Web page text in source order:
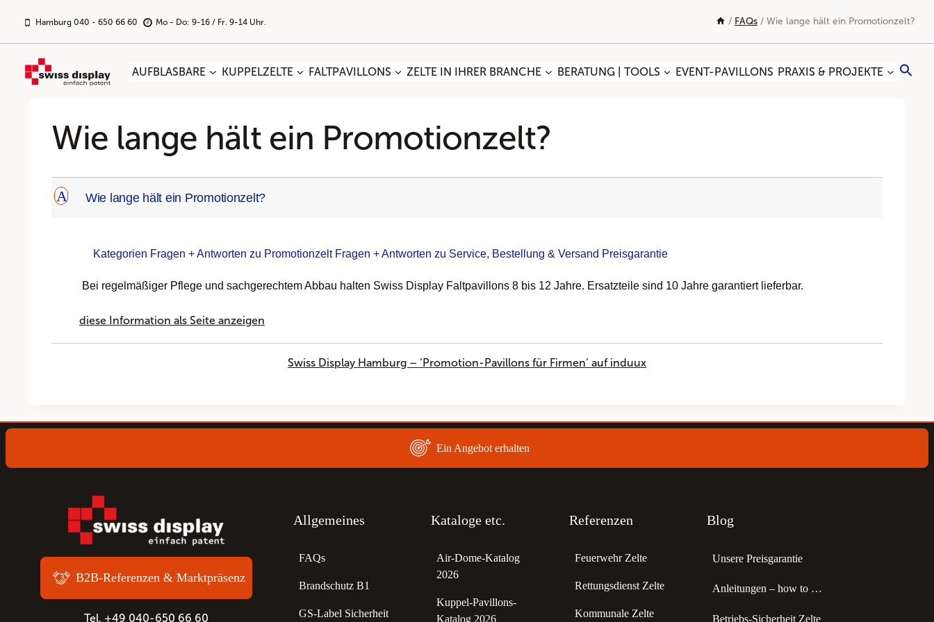
Inhalt
springen
Hamburg 040 - 650 66 60 Mo - Do: 9-16 / Fr. 9-14 Uhr. / FAQs / Wie lange hält ein Promotionzelt?
AUFBLASBARE KUPPELZELTE FALTPAVILLONS ZELTE IN IHRER BRANCHE BERATUNG | TOOLS EVENT-PAVILLONS PRAXIS & PROJEKTE
Wie lange hält ein Promotionzelt?
A Wie lange hält ein Promotionzelt?
Kategorien Fragen + Antworten zu Promotionzelt Fragen + Antworten zu Service, Bestellung & Versand Preisgarantie
Bei regelmäßiger Pflege und sachgerechtem Abbau halten Swiss Display Faltpavillons 8 bis 12 Jahre. Ersatzteile sind 10 Jahre garantiert lieferbar.
diese Information als Seite anzeigen
Swiss Display Hamburg – ‘Promotion-Pavillons für Firmen’ auf induux
Ein Angebot erhalten
B2B-Referenzen & Marktpräsenz
Tel. +49 040-650 66 60
Allgemeines
FAQs
Brandschutz B1
GS-Label Sicherheit
Kataloge etc.
Air-Dome-Katalog
2026
Kuppel-Pavillons-
Katalog 2026
Referenzen
Feuerwehr Zelte
Rettungsdienst Zelte
Kommunale Zelte
Blog
Unsere Preisgarantie
Anleitungen – how to …
Betriebs-Sicherheit Zelte